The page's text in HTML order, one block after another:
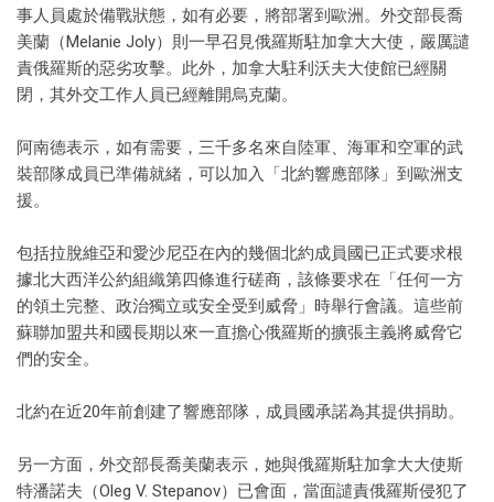
事人員處於備戰狀態，如有必要，將部署到歐洲。外交部長喬
美蘭（Melanie Joly）則一早召見俄羅斯駐加拿大大使，嚴厲譴
責俄羅斯的惡劣攻擊。此外，加拿大駐利沃夫大使館已經關
閉，其外交工作人員已經離開烏克蘭。
阿南德表示，如有需要，三千多名來自陸軍、海軍和空軍的武
裝部隊成員已準備就緒，可以加入「北約響應部隊」到歐洲支
援。
包括拉脫維亞和愛沙尼亞在內的幾個北約成員國已正式要求根
據北大西洋公約組織第四條進行磋商，該條要求在「任何一方
的領土完整、政治獨立或安全受到威脅」時舉行會議。這些前
蘇聯加盟共和國長期以來一直擔心俄羅斯的擴張主義將威脅它
們的安全。
北約在近20年前創建了響應部隊，成員國承諾為其提供捐助。
另一方面，外交部長喬美蘭表示，她與俄羅斯駐加拿大大使斯
特潘諾夫（Oleg V. Stepanov）已會面，當面譴責俄羅斯侵犯了